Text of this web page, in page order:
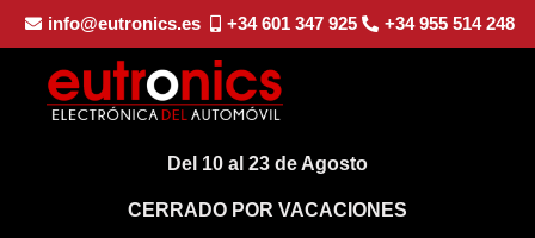
info@eutronics.es +34 601 347 925 +34 955 514 248
Del 10 al 23 de Agosto
CERRADO POR VACACIONES